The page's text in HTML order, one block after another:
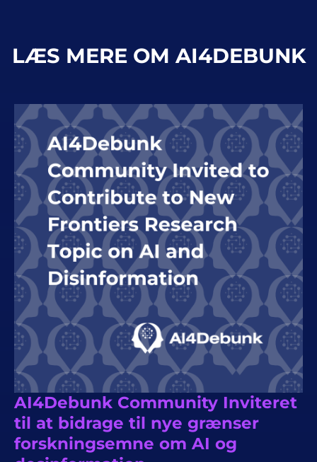
LÆS MERE OM AI4DEBUNK
AI4Debunk Community Inviteret
til at bidrage til nye grænser
forskningsemne om AI og